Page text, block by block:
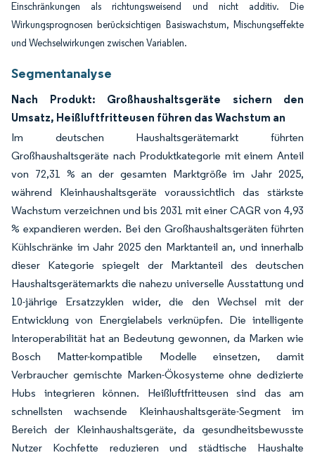
Einschränkungen als richtungsweisend und nicht additiv. Die
Wirkungsprognosen berücksichtigen Basiswachstum, Mischungseffekte
und Wechselwirkungen zwischen Variablen.
Segmentanalyse
Nach Produkt: Großhaushaltsgeräte sichern den
Umsatz, Heißluftfritteusen führen das Wachstum an
Im deutschen Haushaltsgerätemarkt führten
Großhaushaltsgeräte nach Produktkategorie mit einem Anteil
von 72,31 % an der gesamten Marktgröße im Jahr 2025,
während Kleinhaushaltsgeräte voraussichtlich das stärkste
Wachstum verzeichnen und bis 2031 mit einer CAGR von 4,93
% expandieren werden. Bei den Großhaushaltsgeräten führten
Kühlschränke im Jahr 2025 den Marktanteil an, und innerhalb
dieser Kategorie spiegelt der Marktanteil des deutschen
Haushaltsgerätemarkts die nahezu universelle Ausstattung und
10-jährige Ersatzzyklen wider, die den Wechsel mit der
Entwicklung von Energielabels verknüpfen. Die intelligente
Interoperabilität hat an Bedeutung gewonnen, da Marken wie
Bosch Matter-kompatible Modelle einsetzen, damit
Verbraucher gemischte Marken-Ökosysteme ohne dedizierte
Hubs integrieren können. Heißluftfritteusen sind das am
schnellsten wachsende Kleinhaushaltsgeräte-Segment im
Bereich der Kleinhaushaltsgeräte, da gesundheitsbewusste
Nutzer Kochfette reduzieren und städtische Haushalte